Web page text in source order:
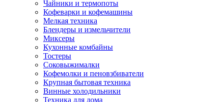
Чайники и термопоты
Кофеварки и кофемашины
Мелкая техника
Блендеры и измельчители
Миксеры
Кухонные комбайны
Тостеры
Соковыжималки
Кофемолки и пеновзбиватели
Крупная бытовая техника
Винные холодильники
Техника для дома